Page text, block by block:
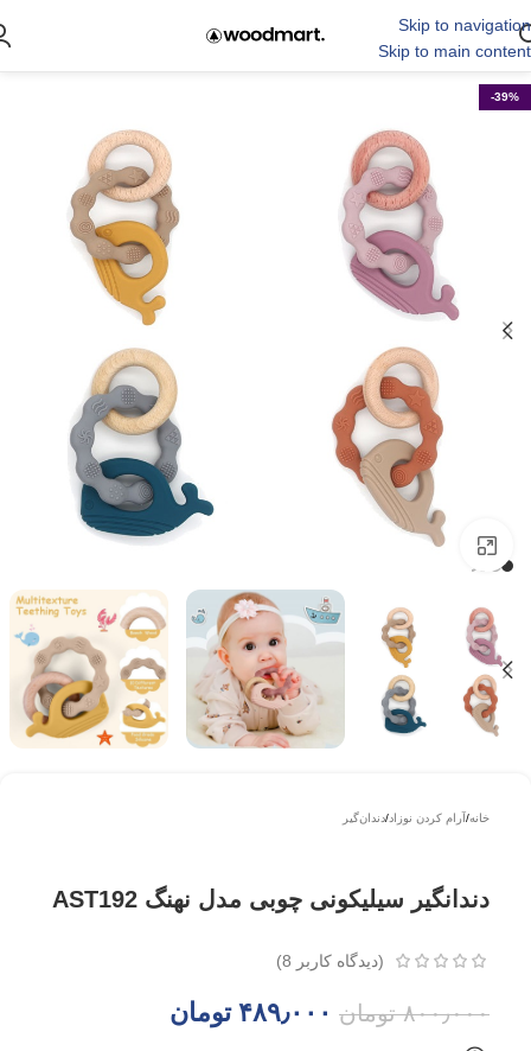
Skip to navigation
Skip to main content
-39%
بزرگتر ببینید
خانه/آرام کردن نوزاد/دندان‌گیر
دندانگیر سیلیکونی چوبی مدل نهنگ AST192
(دیدگاه کاربر 8
)
۸۰۰٫۰۰۰ تومان ۴۸۹٫۰۰۰ تومان